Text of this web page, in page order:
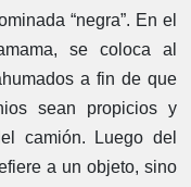
“negra”. En el
se coloca al
a fin de que
sean propicios y
camión. Luego del
a un objeto, sino